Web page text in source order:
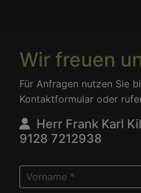
Wir freuen
Für Anfragen nutzen Sie
Kontaktformular oder
Herr Frank Karl
9128 7212938